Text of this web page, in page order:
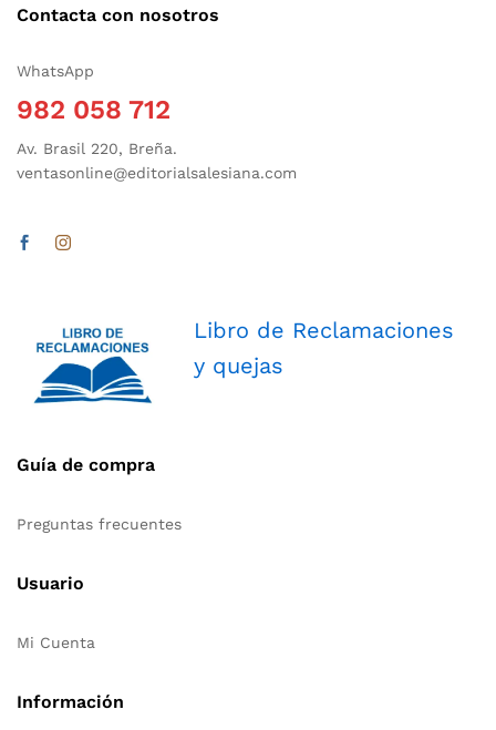
Contacta con nosotros
WhatsApp
982 058 712
Av. Brasil 220, Breña.
ventasonline@editorialsalesiana.com
Libro de Reclamaciones
y quejas
Guía de compra
Preguntas frecuentes
Usuario
Mi Cuenta
Información